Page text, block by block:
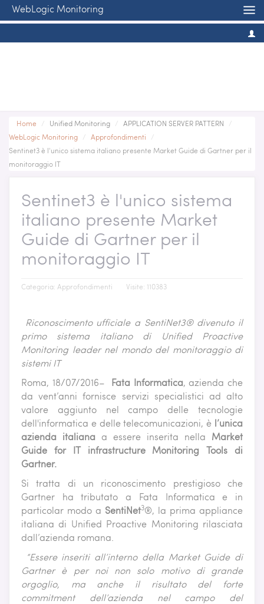
Home / Unified Monitoring / APPLICATION SERVER PATTERN
/
WebLogic Monitoring / Approfondimenti
/
Sentinet3 è l'unico sistema italiano presente Market Guide di Gartner per il
monitoraggio IT
Sentinet3 è l'unico sistema
italiano presente Market
Guide di Gartner per il
monitoraggio IT
Categoria: Approfondimenti Visite: 110383
Riconoscimento ufficiale a SentiNet3® divenuto il
primo sistema italiano di Unified Proactive
Monitoring leader nel mondo del monitoraggio di
sistemi IT
Roma, 18/07/2016– Fata Informatica, azienda che
da vent’anni fornisce servizi specialistici ad alto
valore aggiunto nel campo delle tecnologie
dell'informatica e delle telecomunicazioni, è l’unica
azienda italiana a essere inserita nella Market
Guide for IT infrastructure Monitoring Tools di
Gartner.
Si tratta di un riconoscimento prestigioso che
Gartner ha tributato a Fata Informatica e in
particolar modo a SentiNet3®, la prima appliance
italiana di Unified Proactive Monitoring rilasciata
dall’azienda romana.
“Essere inseriti all’interno della Market Guide di
Gartner è per noi non solo motivo di grande
orgoglio, ma anche il risultato del forte
commitment dell’azienda nel campo del
WebLogic Monitoring